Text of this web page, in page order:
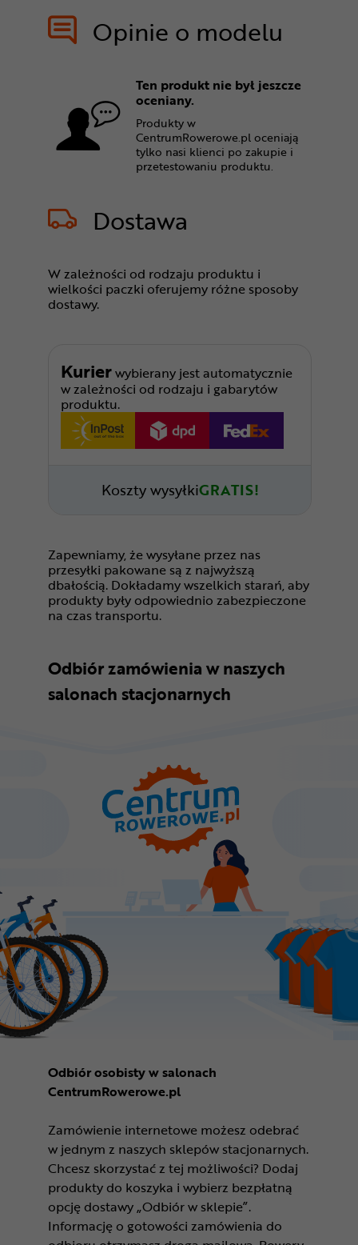
Opinie o modelu
Ten produkt nie był jeszcze
oceniany.
Produkty w
CentrumRowerowe.pl oceniają
tylko nasi klienci po zakupie i
przetestowaniu produktu.
Dostawa
W zależności od rodzaju produktu i
wielkości paczki oferujemy różne sposoby
dostawy.
Kurierwybierany jest automatycznie
w zależności od rodzaju i gabarytów
produktu.
Koszty wysyłkiGRATIS!
Zapewniamy, że wysyłane przez nas
przesyłki pakowane są z najwyższą
dbałością. Dokładamy wszelkich starań, aby
produkty były odpowiednio zabezpieczone
na czas transportu.
Odbiór zamówienia w naszych
salonach stacjonarnych
Odbiór osobisty w salonach
CentrumRowerowe.pl
Zamówienie internetowe możesz odebrać
w jednym z naszych sklepów stacjonarnych.
Chcesz skorzystać z tej możliwości? Dodaj
produkty do koszyka i wybierz bezpłatną
opcję dostawy „Odbiór w sklepie”.
Informację o gotowości zamówienia do